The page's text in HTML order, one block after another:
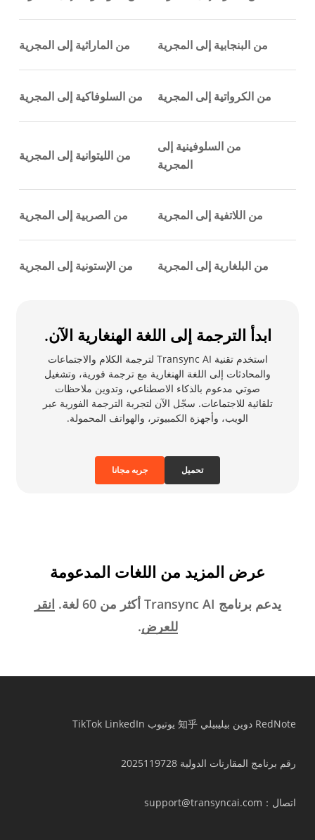
من البنجابية إلى المجرية من الماراثية إلى المجرية
من الكرواتية إلى المجرية من السلوفاكية إلى المجرية
من السلوفينية إلى
المجرية
من الليتوانية إلى المجرية
من اللاتفية إلى المجرية من الصربية إلى المجرية
من البلغارية إلى المجرية من الإستونية إلى المجرية
ابدأ الترجمة إلى اللغة الهنغارية الآن.
استخدم تقنية Transync AI لترجمة الكلام والاجتماعات
والمحادثات إلى اللغة الهنغارية مع ترجمة فورية، وتشغيل
صوتي مدعوم بالذكاء الاصطناعي، وتدوين ملاحظات
تلقائية للاجتماعات. سجّل الآن لتجربة الترجمة الفورية عبر
الويب، وأجهزة الكمبيوتر، والهواتف المحمولة.
جربه مجانا تحميل
عرض المزيد من اللغات المدعومة
يدعم برنامج Transync AI أكثر من 60 لغة.
انقر
للعرض.
RedNote دوين بيليبيلي 知乎 يوتيوب TikTok LinkedIn
رقم برنامج المقارنات الدولية 2025119728
اتصال ：support@transyncai.com